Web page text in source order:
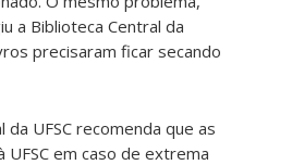
a Biblioteca Central da
precisaram ficar secando
da UFSC recomenda que as
em caso de extrema